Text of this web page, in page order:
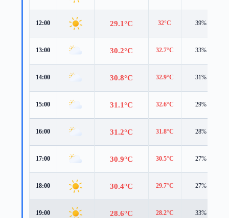
12:00 29.1°C 32°C 39%
13:00 30.2°C 32.7°C 33%
14:00 30.8°C 32.9°C 31%
15:00 31.1°C 32.6°C 29%
16:00 31.2°C 31.8°C 28%
17:00 30.9°C 30.5°C 27%
18:00 30.4°C 29.7°C 27%
19:00 28.6°C 28.2°C 33%